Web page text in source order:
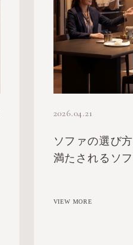
2026.04.21
ソファの選び
満たされるソフ
VIEW MORE